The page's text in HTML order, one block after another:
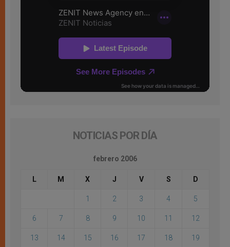
NOTICIAS POR DÍA
febrero 2006
L M X J V S D
1 2 3 4 5
6 7 8 9 10 11 12
13 14 15 16 17 18 19